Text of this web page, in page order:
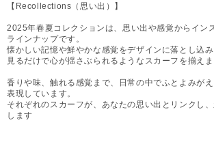
【Recollections（思い出）】
2025年春夏コレクションは、思い出や感覚からイン
ラインナップです。
懐かしい記憶や鮮やかな感覚をデザインに落とし込み
見るだけで心が揺さぶられるようなスカーフを揃えま
香りや味、触れる感覚まで、日常の中でふとよみが
表現しています。
それぞれのスカーフが、あなたの思い出とリンクし
します